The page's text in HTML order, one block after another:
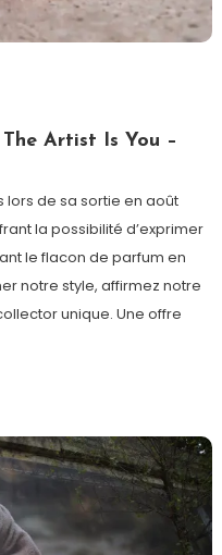
Artist Is You –
lors de sa sortie en août
la possibilité d’exprimer
le flacon de parfum en
notre style, affirmez notre
unique. Une offre